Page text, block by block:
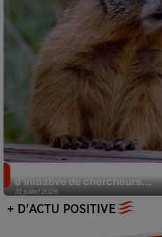
31 juillet 2026
d’initiative de chercheurs...
+ D'ACTU POSITIVE